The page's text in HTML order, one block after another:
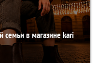
семьи в магазине kari